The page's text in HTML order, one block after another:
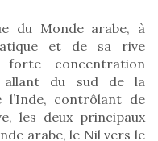
du Monde arabe, à
et de sa rive
concentration
allant du sud de la
l’Inde, contrôlant de
les deux principaux
arabe, le Nil vers le